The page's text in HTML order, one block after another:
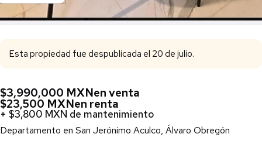
Esta propiedad fue despublicada el 20 de julio.
$3,990,000 MXNen venta
$23,500 MXNen renta
+ $3,800 MXN de mantenimiento
Departamento en San Jerónimo Aculco, Álvaro Obregón